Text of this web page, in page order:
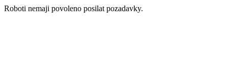
Roboti nemaji povoleno posilat pozadavky.